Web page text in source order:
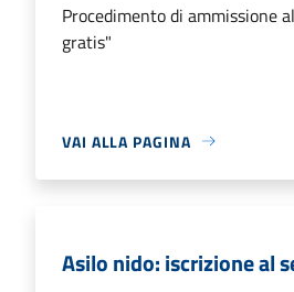
Procedimento di ammissione
gratis"
VAI ALLA PAGINA
Asilo nido: iscrizione al